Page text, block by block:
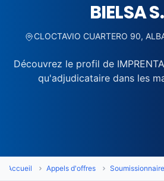
BIELSA
CLOCTAVIO CUARTERO 90,
Découvrez le profil de
qu'adjudicataire dans les
Accueil Appels d'offres